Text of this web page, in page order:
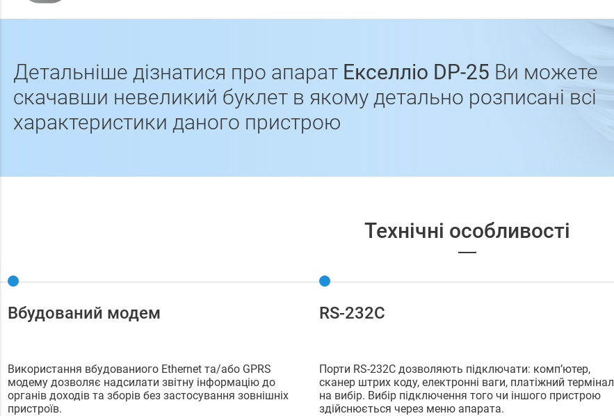
Детальніше дізнатися про апарат Екселліо DP-25 Ви можете
скачавши невеликий буклет в якому детально розписані всі
характеристики даного пристрою
Технічні особливості
Вбудований модем
Використання вбудованиого Ethernet та/або GPRS
модему дозволяє надсилати звітну інформацію до
органів доходів та зборів без застосування зовнішніх
пристроїв.
RS-232С
Порти RS-232С дозволяють підключати: комп’ютер,
сканер штрих коду, електронні ваги, платіжний термінал
на вибір. Вибір підключення того чи іншого пристрою
здійснюється через меню апарата.